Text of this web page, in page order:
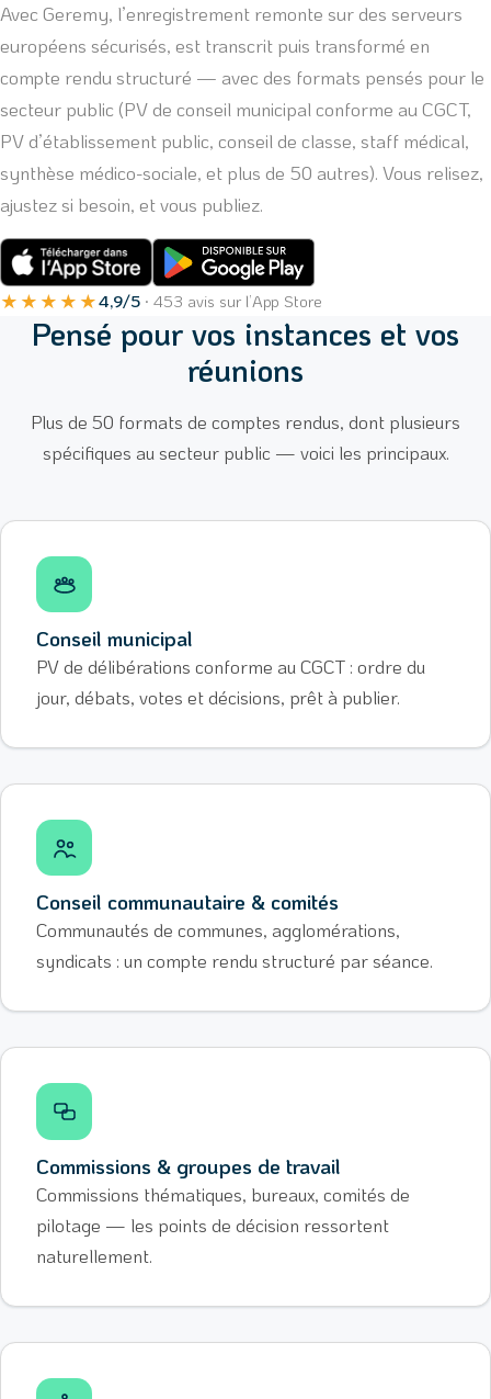
Avec Geremy, l’enregistrement remonte sur des serveurs
européens sécurisés, est transcrit puis transformé en
compte rendu structuré — avec des formats pensés pour le
secteur public (PV de conseil municipal conforme au CGCT,
PV d’établissement public, conseil de classe, staff médical,
synthèse médico-sociale, et plus de 50 autres). Vous relisez,
ajustez si besoin, et vous publiez.
★★★★★4,9/5· 453 avis sur l’App Store
Pensé pour vos instances et vos
réunions
Plus de 50 formats de comptes rendus, dont plusieurs
spécifiques au secteur public — voici les principaux.
Conseil municipal
PV de délibérations conforme au CGCT : ordre du
jour, débats, votes et décisions, prêt à publier.
Conseil communautaire & comités
Communautés de communes, agglomérations,
syndicats : un compte rendu structuré par séance.
Commissions & groupes de travail
Commissions thématiques, bureaux, comités de
pilotage — les points de décision ressortent
naturellement.